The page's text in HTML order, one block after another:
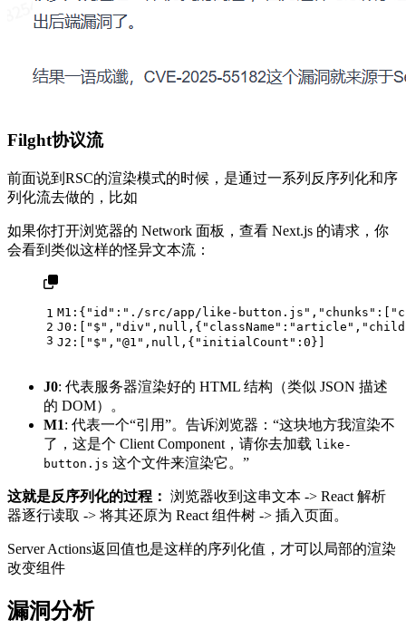
Filght协议流
前面说到RSC的渲染模式的时候，是通过一系列反序列化和序
列化流去做的，比如
如果你打开浏览器的 Network 面板，查看 Next.js 的请求，你
会看到类似这样的怪异文本流：
1
2
3
M1 : { "id" : "./src/app/like-button.js" , "chunks" :
J0 : "$" , "div" , null , { "className" : "article" ,
J2 : "$" , "@1" , null , { "initialCount" : 0 }
J0: 代表服务器渲染好的 HTML 结构（类似 JSON 描述
的 DOM）。
M1: 代表一个“引用”。告诉浏览器：“这块地方我渲染不
了，这是个 Client Component，请你去加载 like-
button.js 这个文件来渲染它。”
这就是反序列化的过程： 浏览器收到这串文本 -> React 解析
器逐行读取 -> 将其还原为 React 组件树 -> 插入页面。
Server Actions返回值也是这样的序列化值，才可以局部的渲染
改变组件
漏洞分析